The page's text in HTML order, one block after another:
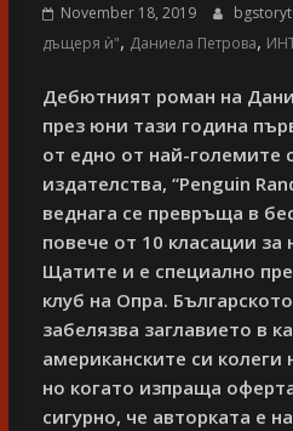
November 18, 2019
дъщеря ѝ", Даниела Петрова,
Дебютният роман на
през юни тази година
от едно от най-големите
издателства, “Penguin
веднага се превръща в
повече от 10 класации за
Щатите и е специално
клуб на Опра.
забелязва заглавието в
американските си колеги
но когато изпраща
сигурно, че авторката е